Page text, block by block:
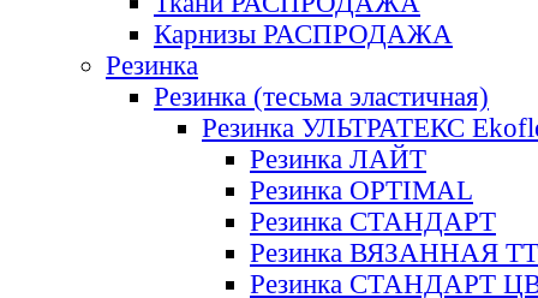
Карнизы РАСПРОДАЖА
Резинка
Резинка (тесьма эластичная)
Резинка УЛЬТРАТЕКС
Резинка ЛАЙТ
Резинка OPTIMAL
Резинка СТАНДАРТ
Резинка ВЯЗАННАЯ ТТ
Резинка СТАНДАРТ